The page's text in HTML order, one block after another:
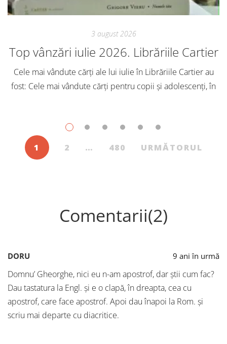
3 august 2026
Top vânzări iulie 2026. Librăriile Cartier
Cele mai vândute cărți ale lui iulie în Librăriile Cartier au
fost: Cele mai vândute cărți pentru copii și adolescenți, în
1 2 … 480 URMĂTORUL
Comentarii(2)
DORU 9 ani în urmă
Domnu’ Gheorghe, nici eu n-am apostrof, dar știi cum fac?
Dau tastatura la Engl. și e o clapă, în dreapta, cea cu
apostrof, care face apostrof. Apoi dau înapoi la Rom. și
scriu mai departe cu diacritice.